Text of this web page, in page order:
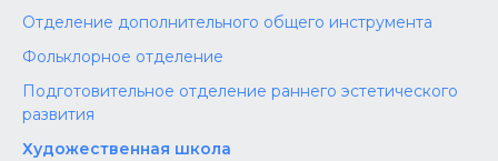
Отделение дополнительного общего инструмента
Фольклорное отделение
Подготовительное отделение раннего эстетического
развития
Художественная школа